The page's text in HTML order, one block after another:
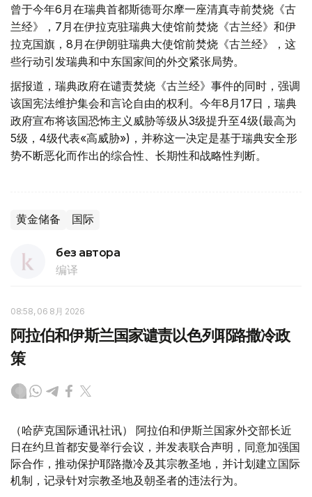
曾于今年6月在瑞典首都斯德哥尔摩一座清真寺前焚烧《古
兰经》，7月在伊拉克驻瑞典大使馆前焚烧《古兰经》和伊
拉克国旗，8月在伊朗驻瑞典大使馆前焚烧《古兰经》，这
些行动引发瑞典和中东国家间的外交紧张局势。
据报道，瑞典政府在谴责焚烧《古兰经》事件的同时，强调
该国宪法维护集会和言论自由的权利。今年8月17日，瑞典
政府宣布将该国恐怖主义威胁等级从3级提升至4级(最高为
5级，4级代表«高威胁»)，并称这一决定是基于瑞典安全形
势不断恶化而作出的综合性、长期性和战略性判断。
黄金储备 国际
без автора
编译
08:58, 06 8月 2026
阿拉伯和伊斯兰国家谴责以色列耶路撒冷政
策
（哈萨克国际通讯社讯） 阿拉伯和伊斯兰国家外交部长近
日在约旦首都安曼举行会议，并发表联合声明，同意加强国
际合作，推动保护耶路撒冷及其宗教圣地，并计划建立国际
机制，记录针对宗教圣地及朝圣者的违法行为。